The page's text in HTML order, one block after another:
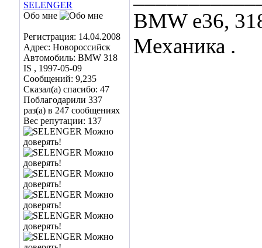
Обо мне
Регистрация: 14.04.2008
Адрес: Новороссийск
Автомобиль: BMW 318
IS , 1997-05-09
Сообщений: 9,235
Сказал(а) спасибо: 47
Поблагодарили 337
раз(а) в 247 сообщениях
Вес репутации: 137
BMW е36,
Механика .